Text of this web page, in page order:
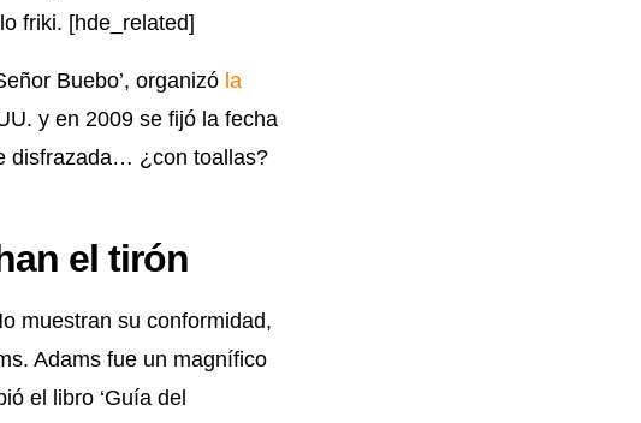
friki. [hde_related]
Buebo’, organizó la
y en 2009 se fijó la fecha
disfrazada… ¿con toallas?
el tirón
muestran su conformidad,
Adams fue un magnífico
el libro ‘Guía del